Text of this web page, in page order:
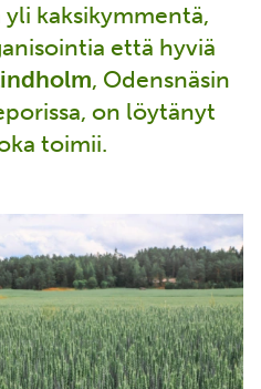
kaksikymmentä,
että hyviä
, Odensnäsin
on löytänyt
toimii.